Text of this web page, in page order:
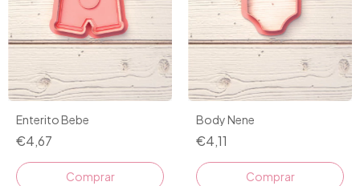
Enterito Bebe
€4,67
Comprar
Body Nene
€4,11
Comprar